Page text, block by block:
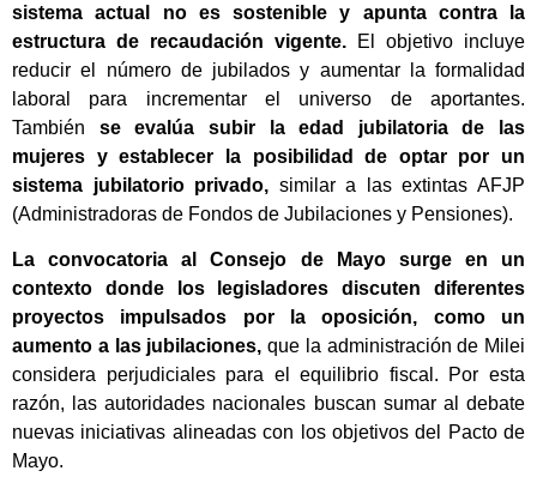
sistema actual no es sostenible y apunta contra la
estructura de recaudación vigente. El objetivo incluye
reducir el número de jubilados y aumentar la formalidad
laboral para incrementar el universo de aportantes.
También se evalúa subir la edad jubilatoria de las
mujeres y establecer la posibilidad de optar por un
sistema jubilatorio privado, similar a las extintas AFJP
(Administradoras de Fondos de Jubilaciones y Pensiones).
La convocatoria al Consejo de Mayo surge en un
contexto donde los legisladores discuten diferentes
proyectos impulsados por la oposición, como un
aumento a las jubilaciones, que la administración de Milei
considera perjudiciales para el equilibrio fiscal. Por esta
razón, las autoridades nacionales buscan sumar al debate
nuevas iniciativas alineadas con los objetivos del Pacto de
Mayo.